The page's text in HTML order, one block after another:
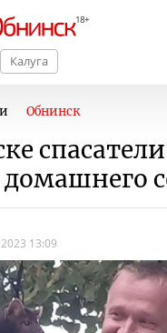
Калуга
Обнинск
домашнего
13:09